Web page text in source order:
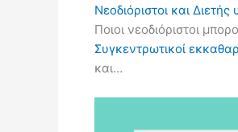
Νεοδιόριστοι και
Ποιοι νεοδιόριστοι
Συγκεντρωτικοί
και…